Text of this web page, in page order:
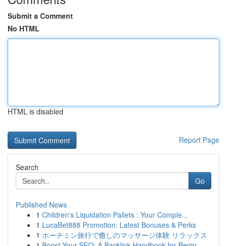
Submit a Comment
No HTML
HTML is disabled
Report Page
Search
Go
Published News
1 Children's Liquidation Pallets : Your Comple...
1 LucaBet888 Promotion: Latest Bonuses & Perks
1 ホーチミン旅行で癒しのマッサージ体験 リラックス